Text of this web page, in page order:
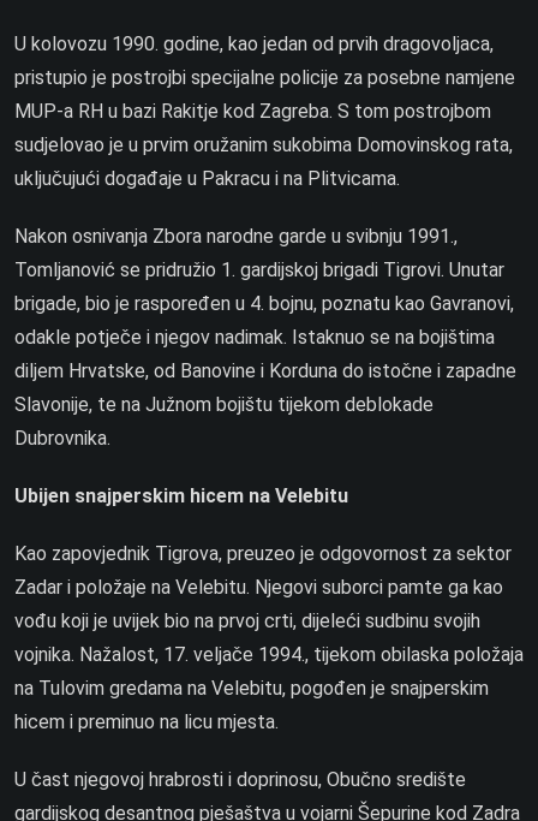
U kolovozu 1990. godine, kao jedan od prvih dragovoljaca,
pristupio je postrojbi specijalne policije za posebne namjene
MUP-a RH u bazi Rakitje kod Zagreba. S tom postrojbom
sudjelovao je u prvim oružanim sukobima Domovinskog rata,
uključujući događaje u Pakracu i na Plitvicama.
Nakon osnivanja Zbora narodne garde u svibnju 1991.,
Tomljanović se pridružio 1. gardijskoj brigadi Tigrovi. Unutar
brigade, bio je raspoređen u 4. bojnu, poznatu kao Gavranovi,
odakle potječe i njegov nadimak. Istaknuo se na bojištima
diljem Hrvatske, od Banovine i Korduna do istočne i zapadne
Slavonije, te na Južnom bojištu tijekom deblokade
Dubrovnika.
Ubijen snajperskim hicem na Velebitu
Kao zapovjednik Tigrova, preuzeo je odgovornost za sektor
Zadar i položaje na Velebitu. Njegovi suborci pamte ga kao
vođu koji je uvijek bio na prvoj crti, dijeleći sudbinu svojih
vojnika. Nažalost, 17. veljače 1994., tijekom obilaska položaja
na Tulovim gredama na Velebitu, pogođen je snajperskim
hicem i preminuo na licu mjesta.
U čast njegovoj hrabrosti i doprinosu, Obučno središte
gardijskog desantnog pješaštva u vojarni Šepurine kod Zadra